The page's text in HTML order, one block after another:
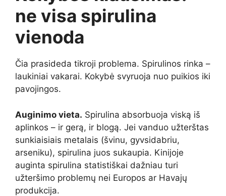
ne visa spirulina
vienoda
Čia prasideda tikroji problema. Spirulinos rinka –
laukiniai vakarai. Kokybė svyruoja nuo puikios iki
pavojingos.
Auginimo vieta. Spirulina absorbuoja viską iš
aplinkos – ir gerą, ir blogą. Jei vanduo užterštas
sunkiaisiais metalais (švinu, gyvsidabriu,
arseniku), spirulina juos sukaupia. Kinijoje
auginta spirulina statistiškai dažniau turi
užteršimo problemų nei Europos ar Havajų
produkcija.